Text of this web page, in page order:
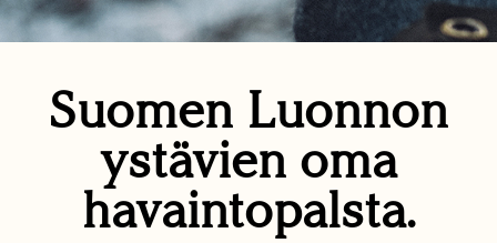
Suomen Luonnon
ystävien oma
havaintopalsta.